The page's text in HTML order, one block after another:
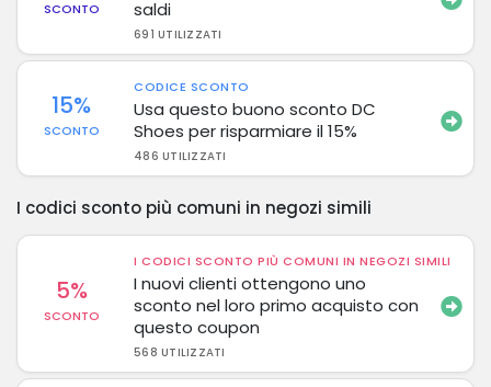
SCONTO
saldi
691 UTILIZZATI
15%
SCONTO
CODICE SCONTO
Usa questo buono sconto DC
Shoes per risparmiare il 15%
486 UTILIZZATI
I codici sconto più comuni in negozi simili
5%
SCONTO
I CODICI SCONTO PIÙ COMUNI IN NEGOZI SIMILI
I nuovi clienti ottengono uno
sconto nel loro primo acquisto con
questo coupon
568 UTILIZZATI